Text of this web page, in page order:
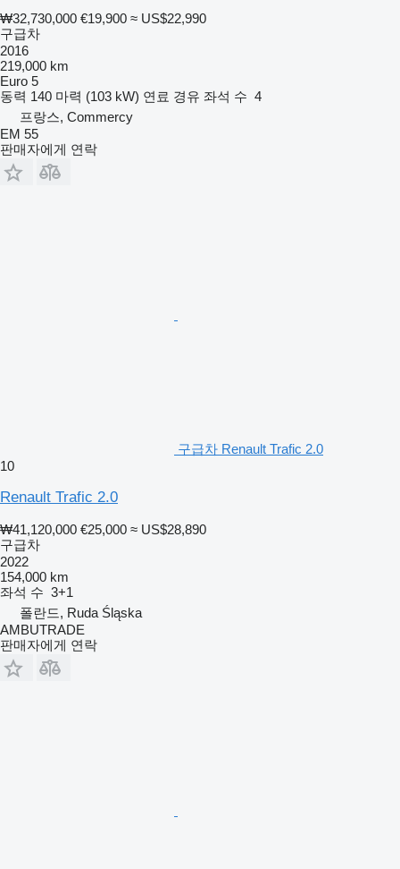
₩32,730,000 €19,900 ≈ US$22,990
구급차
2016
219,000 km
Euro 5
동력 140 마력 (103 kW) 연료 경유 좌석 수 4
프랑스, Commercy
EM 55
판매자에게 연락
구급차 Renault Trafic 2.0
10
Renault Trafic 2.0
₩41,120,000 €25,000 ≈ US$28,890
구급차
2022
154,000 km
좌석 수 3+1
폴란드, Ruda Śląska
AMBUTRADE
판매자에게 연락